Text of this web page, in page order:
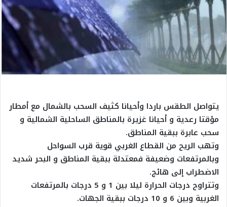
يتواصل الطقس باردا وأحيانا كثيف السحب بالشمال مع أمطار
مؤقتا رعدية و أحيانا غزيرة بالمناطق الساحلية الشمالية و
سحب عابرة ببقية المناطق.
وتهب الريح من القطاع الغربي قوية قرب السواحل
وبالمرتفعات وضعيفة فمعتدلة ببقية المناطق و البحر شديد
الاضطراب إلى هائج.
وتتراوح درجات الحرارة ليلا بين 1 و 5 درجات بالمرتفعات
الغربية وبين 6 و 10 درجات ببقية الجهات.